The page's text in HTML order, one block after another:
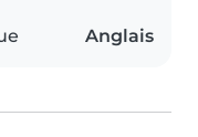
Anglais